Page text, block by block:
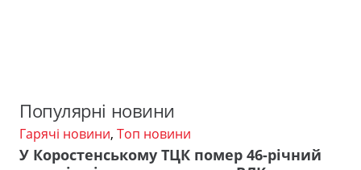
Популярні новини
Гарячі новини, Топ новини
У Коростенському ТЦК помер 46-річний